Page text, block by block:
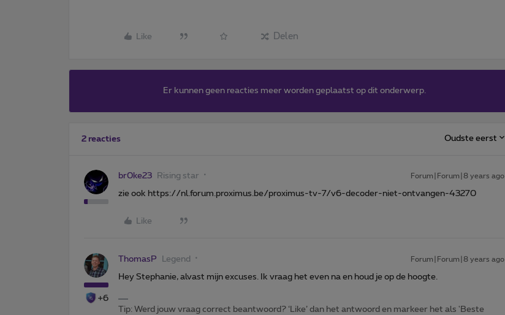
Like Delen
Er kunnen geen reacties meer worden geplaatst op dit onderwerp.
2 reacties Oudste eerst
br0ke23 Rising star Forum|Forum|8 years ago
zie ook https://nl.forum.proximus.be/proximus-tv-7/v6-decoder-niet-ontvangen-43270
Like
+6
ThomasP Legend Forum|Forum|8 years ago
Hey Stephanie, alvast mijn excuses. Ik vraag het even na en houd je op de hoogte.
Tip: Werd jouw vraag correct beantwoord? ‘Like’ dan het antwoord en markeer het als 'Beste